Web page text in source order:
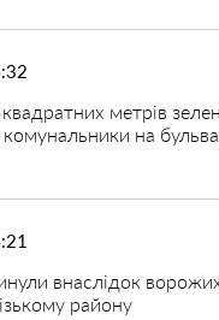
метрів
на
внаслідок
району